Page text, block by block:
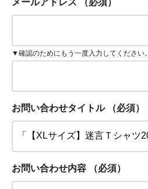
メールアドレス （必須）
▼確認のためにもう一度入力してください。
お問い合わせタイトル （必須）
お問い合わせ内容 （必須）